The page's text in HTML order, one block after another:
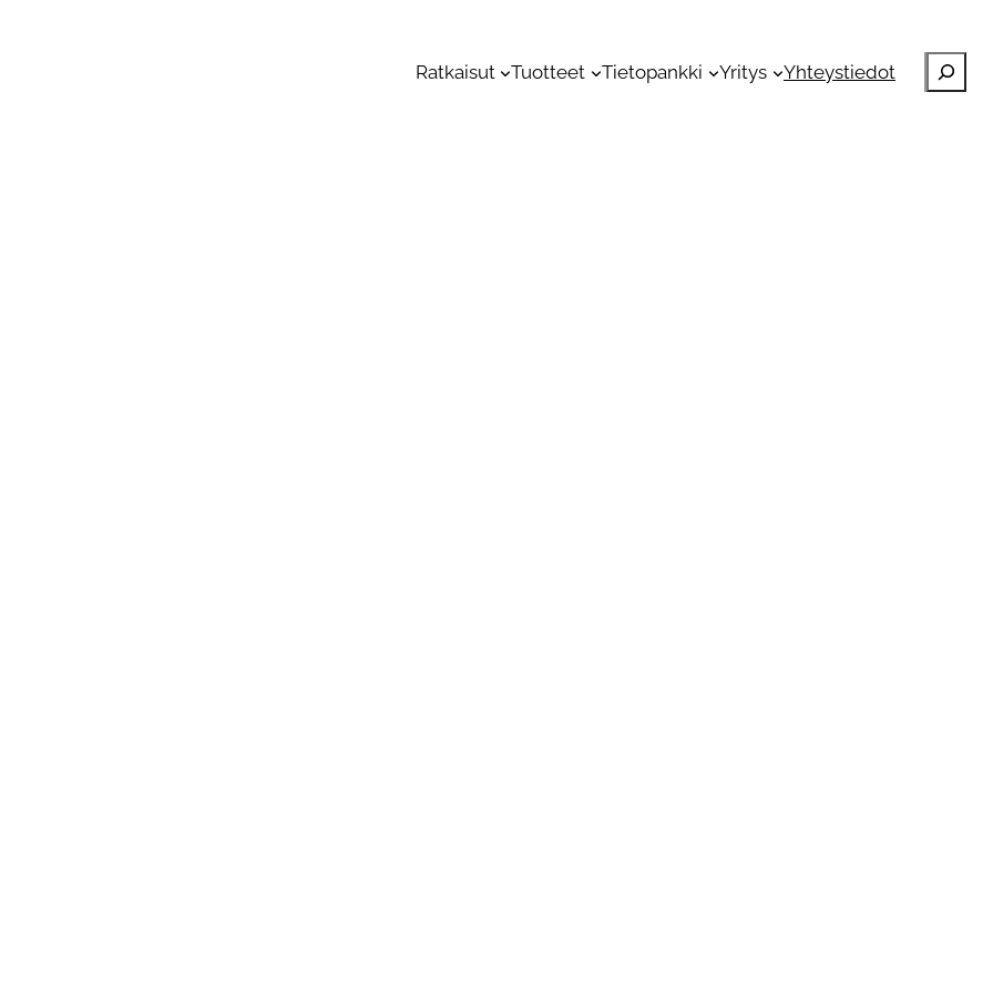
Ratkaisut Tuotteet Tietopankki Yritys Yhteystiedot Etsi